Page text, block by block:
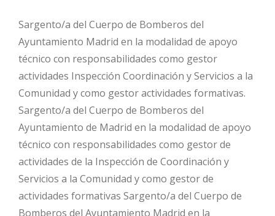
Sargento/a del Cuerpo de Bomberos del
Ayuntamiento Madrid en la modalidad de apoyo
técnico con responsabilidades como gestor
actividades Inspección Coordinación y Servicios a la
Comunidad y como gestor actividades formativas.
Sargento/a del Cuerpo de Bomberos del
Ayuntamiento de Madrid en la modalidad de apoyo
técnico con responsabilidades como gestor de
actividades de la Inspección de Coordinación y
Servicios a la Comunidad y como gestor de
actividades formativas Sargento/a del Cuerpo de
Bomberos del Ayuntamiento Madrid en la